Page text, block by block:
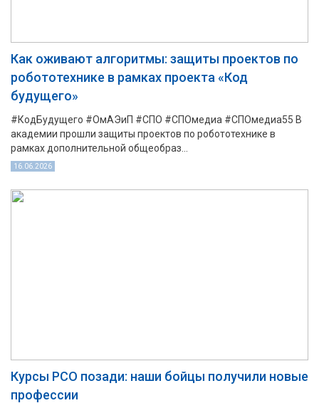
Как оживают алгоритмы: защиты проектов по
робототехнике в рамках проекта «Код
будущего»
#КодБудущего #ОмАЭиП #СПО #СПОмедиа #СПОмедиа55 В
академии прошли защиты проектов по робототехнике в
рамках дополнительной общеобраз...
16.06.2026
Курсы РСО позади: наши бойцы получили новые
профессии